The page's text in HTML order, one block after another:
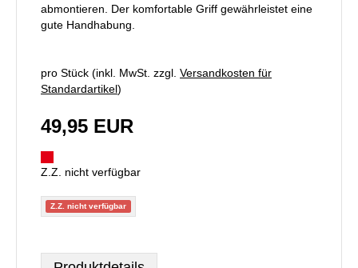
abmontieren. Der komfortable Griff gewährleistet eine
gute Handhabung.
pro Stück (inkl. MwSt. zzgl. Versandkosten für
Standardartikel)
49,95 EUR
Z.Z. nicht verfügbar
Z.Z. nicht verfügbar